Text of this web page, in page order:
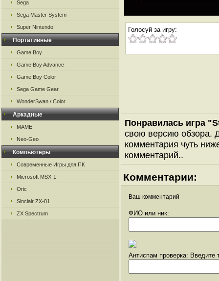
Sega
Sega Master System
Super Nintendo
Портативные
Game Boy
Game Boy Advance
Game Boy Color
Sega Game Gear
WonderSwan / Color
Аркадные
MAME
Neo-Geo
Компьютеры
Современные Игры для ПК
Microsoft MSX-1
Oric
Sinclair ZX-81
ZX Spectrum
Голосуй за игру:
Понравилась игра
свою версию обзора.
комментария чуть
комментарий..
Комментарии:
Ваш комментарий
ФИО или ник:
Антиспам проверка: Введите